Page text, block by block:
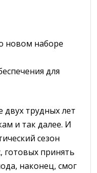
новом наборе
для
двух трудных лет
и так далее. И
сезон
готовых принять
наконец, смог